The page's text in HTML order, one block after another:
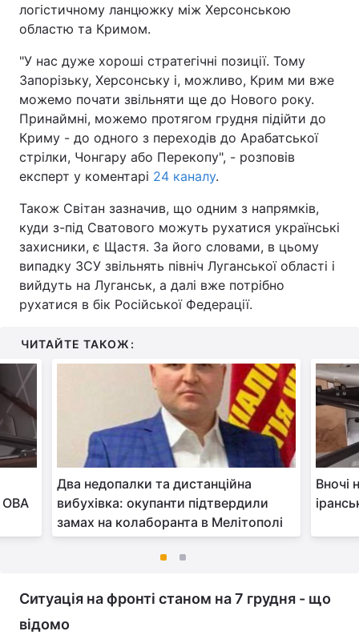
логістичному ланцюжку між Херсонською
областю та Кримом.
"У нас дуже хороші стратегічні позиції. Тому
Запорізьку, Херсонську і, можливо, Крим ми вже
можемо почати звільняти ще до Нового року.
Принаймні, можемо протягом грудня підійти до
Криму - до одного з переходів до Арабатської
стрілки, Чонгару або Перекопу", - розповів
експерт у коментарі 24 каналу.
Також Світан зазначив, що одним з напрямків,
куди з-під Сватового можуть рухатися українські
захисники, є Щастя. За його словами, в цьому
випадку ЗСУ звільнять північ Луганської області і
вийдуть на Луганськ, а далі вже потрібно
рухатися в бік Російської Федерації.
ЧИТАЙТЕ ТАКОЖ:
ОВА
Два недопалки та дистанційна
вибухівка: окупанти підтвердили
замах на колаборанта в Мелітополі
Вночі
Ситуація на фронті станом на 7 грудня - що
відомо